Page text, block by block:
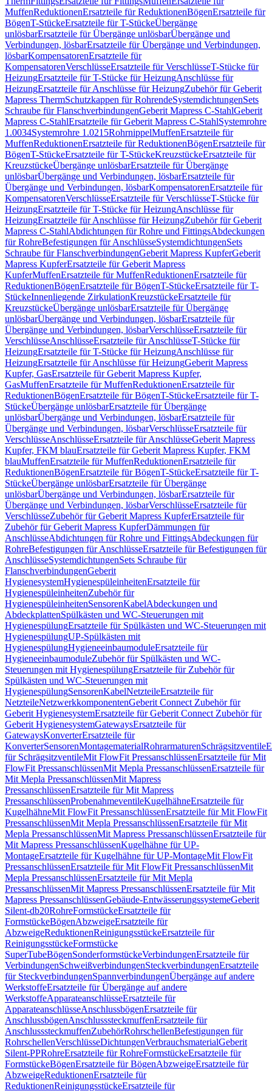
MuffenReduktionenErsatzteile für ReduktionenBögenErsatzteile für
BögenT-StückeErsatzteile für T-StückeÜbergänge
unlösbarErsatzteile für Übergänge unlösbarÜbergänge und
Verbindungen, lösbarErsatzteile für Übergänge und Verbindungen,
lösbarKompensatorenErsatzteile für
KompensatorenVerschlüsseErsatzteile für VerschlüsseT-Stücke für
HeizungErsatzteile für T-Stücke für HeizungAnschlüsse für
HeizungErsatzteile für Anschlüsse für HeizungZubehör für Geberit
Mapress ThermSchutzkappen für RohrendeSystemdichtungenSets
Schraube für FlanschverbindungenGeberit Mapress C-StahlGeberit
Mapress C-StahlErsatzteile für Geberit Mapress C-StahlSystemrohre
1.0034Systemrohre 1.0215RohrnippelMuffenErsatzteile für
MuffenReduktionenErsatzteile für ReduktionenBögenErsatzteile für
BögenT-StückeErsatzteile für T-StückeKreuzstückeErsatzteile für
KreuzstückeÜbergänge unlösbarErsatzteile für Übergänge
unlösbarÜbergänge und Verbindungen, lösbarErsatzteile für
Übergänge und Verbindungen, lösbarKompensatorenErsatzteile für
KompensatorenVerschlüsseErsatzteile für VerschlüsseT-Stücke für
HeizungErsatzteile für T-Stücke für HeizungAnschlüsse für
HeizungErsatzteile für Anschlüsse für HeizungZubehör für Geberit
Mapress C-StahlAbdichtungen für Rohre und FittingsAbdeckungen
für RohreBefestigungen für AnschlüsseSystemdichtungenSets
Schraube für FlanschverbindungenGeberit Mapress KupferGeberit
Mapress KupferErsatzteile für Geberit Mapress
KupferMuffenErsatzteile für MuffenReduktionenErsatzteile für
ReduktionenBögenErsatzteile für BögenT-StückeErsatzteile für T-
StückeInnenliegende ZirkulationKreuzstückeErsatzteile für
KreuzstückeÜbergänge unlösbarErsatzteile für Übergänge
unlösbarÜbergänge und Verbindungen, lösbarErsatzteile für
Übergänge und Verbindungen, lösbarVerschlüsseErsatzteile für
VerschlüsseAnschlüsseErsatzteile für AnschlüsseT-Stücke für
HeizungErsatzteile für T-Stücke für HeizungAnschlüsse für
HeizungErsatzteile für Anschlüsse für HeizungGeberit Mapress
Kupfer, GasErsatzteile für Geberit Mapress Kupfer,
GasMuffenErsatzteile für MuffenReduktionenErsatzteile für
ReduktionenBögenErsatzteile für BögenT-StückeErsatzteile für T-
StückeÜbergänge unlösbarErsatzteile für Übergänge
unlösbarÜbergänge und Verbindungen, lösbarErsatzteile für
Übergänge und Verbindungen, lösbarVerschlüsseErsatzteile für
VerschlüsseAnschlüsseErsatzteile für AnschlüsseGeberit Mapress
Kupfer, FKM blauErsatzteile für Geberit Mapress Kupfer, FKM
blauMuffenErsatzteile für MuffenReduktionenErsatzteile für
ReduktionenBögenErsatzteile für BögenT-StückeErsatzteile für T-
StückeÜbergänge unlösbarErsatzteile für Übergänge
unlösbarÜbergänge und Verbindungen, lösbarErsatzteile für
Übergänge und Verbindungen, lösbarVerschlüsseErsatzteile für
VerschlüsseZubehör für Geberit Mapress KupferErsatzteile für
Zubehör für Geberit Mapress KupferDämmungen für
AnschlüsseAbdichtungen für Rohre und FittingsAbdeckungen für
RohreBefestigungen für AnschlüsseErsatzteile für Befestigungen für
AnschlüsseSystemdichtungenSets Schraube für
FlanschverbindungenGeberit
HygienesystemHygienespüleinheitenErsatzteile für
HygienespüleinheitenZubehör für
HygienespüleinheitenSensorenKabelAbdeckungen und
AbdeckplattenSpülkästen und WC-Steuerungen mit
HygienespülungErsatzteile für Spülkästen und WC-Steuerungen mit
HygienespülungUP-Spülkästen mit
HygienespülungHygieneeinbaumoduleErsatzteile für
HygieneeinbaumoduleZubehör für Spülkästen und WC-
Steuerungen mit HygienespülungErsatzteile für Zubehör für
Spülkästen und WC-Steuerungen mit
HygienespülungSensorenKabelNetzteileErsatzteile für
NetzteileNetzwerkkomponentenGeberit Connect Zubehör für
Geberit HygienesystemErsatzteile für Geberit Connect Zubehör für
Geberit HygienesystemGatewaysErsatzteile für
GatewaysKonverterErsatzteile für
KonverterSensorenMontagematerialRohrarmaturenSchrägsitzventile
für SchrägsitzventileMit FlowFit PressanschlüssenErsatzteile für Mit
FlowFit PressanschlüssenMit Mepla PressanschlüssenErsatzteile für
Mit Mepla PressanschlüssenMit Mapress
PressanschlüssenErsatzteile für Mit Mapress
PressanschlüssenProbenahmeventileKugelhähneErsatzteile für
KugelhähneMit FlowFit PressanschlüssenErsatzteile für Mit FlowFit
PressanschlüssenMit Mepla PressanschlüssenErsatzteile für Mit
Mepla PressanschlüssenMit Mapress PressanschlüssenErsatzteile für
Mit Mapress PressanschlüssenKugelhähne für UP-
MontageErsatzteile für Kugelhähne für UP-MontageMit FlowFit
PressanschlüssenErsatzteile für Mit FlowFit PressanschlüssenMit
Mepla PressanschlüssenErsatzteile für Mit Mepla
PressanschlüssenMit Mapress PressanschlüssenErsatzteile für Mit
Mapress PressanschlüssenGebäude-EntwässerungssystemeGeberit
Silent-db20RohreFormstückeErsatzteile für
FormstückeBögenAbzweigeErsatzteile für
AbzweigeReduktionenReinigungsstückeErsatzteile für
ReinigungsstückeFormstücke
SuperTubeBögenSonderformstückeVerbindungenErsatzteile für
VerbindungenSchweißverbindungenSteckverbindungenErsatzteile
für SteckverbindungenSpannverbindungenÜbergänge auf andere
WerkstoffeErsatzteile für Übergänge auf andere
WerkstoffeApparateanschlüsseErsatzteile für
ApparateanschlüsseAnschlussbögenErsatzteile für
AnschlussbögenAnschlusssteckmuffenErsatzteile für
AnschlusssteckmuffenZubehörRohrschellenBefestigungen für
RohrschellenVerschlüsseDichtungenVerbrauchsmaterialGeberit
Silent-PPRohreErsatzteile für RohreFormstückeErsatzteile für
FormstückeBögenErsatzteile für BögenAbzweigeErsatzteile für
AbzweigeReduktionenErsatzteile für
ReduktionenReinigungsstückeErsatzteile für